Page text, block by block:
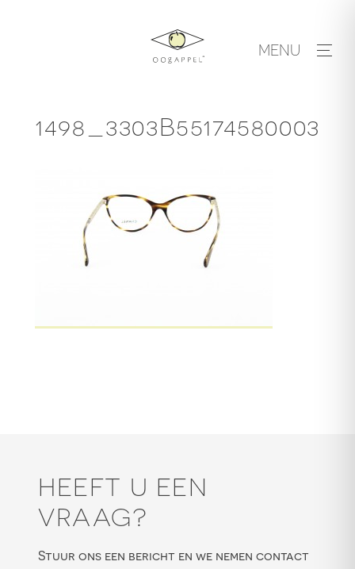
MENU
1498_3303B55174580003
HEEFT U EEN
VRAAG?
Stuur ons een bericht en we nemen contact